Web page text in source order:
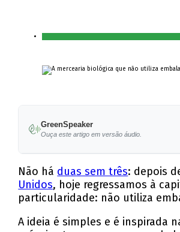
GreenSpeaker
Ouça este artigo em versão áudio.
Não há duas sem três: depois
Unidos, hoje regressamos à
particularidade: não utiliza
A ideia é simples e é inspirada